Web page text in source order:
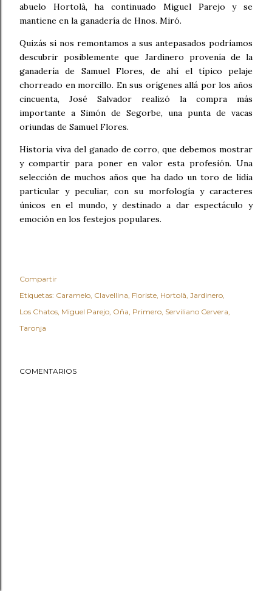
abuelo Hortolà, ha continuado Miguel Parejo y se
mantiene en la ganadería de Hnos. Miró.
Quizás si nos remontamos a sus antepasados podríamos
descubrir posiblemente que Jardinero provenía de la
ganadería de Samuel Flores, de ahí el típico pelaje
chorreado en morcillo. En sus orígenes allá por los años
cincuenta, José Salvador realizó la compra más
importante a Simón de Segorbe, una punta de vacas
oriundas de Samuel Flores.
Historia viva del ganado de corro, que debemos mostrar
y compartir para poner en valor esta profesión. Una
selección de muchos años que ha dado un toro de lidia
particular y peculiar, con su morfología y caracteres
únicos en el mundo, y destinado a dar espectáculo y
emoción en los festejos populares.
Compartir
Etiquetas: Caramelo Clavellina Floriste Hortolà Jardinero
Los Chatos Miguel Parejo Oña Primero Serviliano Cervera
Taronja
COMENTARIOS